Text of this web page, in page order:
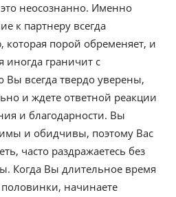
неосознанно. Именно
к партнеру всегда
которая порой обременяет, и
иногда граничит с
Вы всегда твердо уверены,
и ждете ответной реакции
и благодарности. Вы
и обидчивы, поэтому Вас
часто раздражаетесь без
Когда Вы длительное время
начинаете